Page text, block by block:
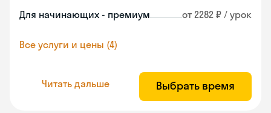
Для начинающих - премиум от 2282 ₽ / урок
Все услуги и цены (4)
Читать дальше Выбрать время